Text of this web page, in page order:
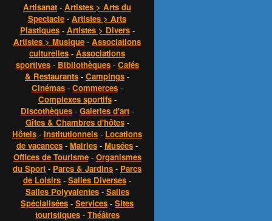
Artisanat - Artistes > Arts du
Spectacle - Artistes > Arts
Plastiques- Artistes > Divers-
Artistes > Musique - Associations
culturelles - Associations
sportives- Bibliothèques- Cafés
& Restaurants - Campings -
Cinémas - Commerces -
Complexes sportifs-
Discothèques- Galeries d'art-
Gîtes & Chambres d'hôtes-
Hôtels - Institutionnels - Locations
de vacances - Mairies - Musées -
Offices de Tourisme- Organismes
du Sport - Parcs & Jardins - Parcs
de Loisirs - Salles Diverses -
Salles Polyvalentes- Salles
Spécialisées - Services - Sites
touristiques- Théâtres